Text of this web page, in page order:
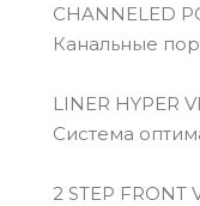
CHANNELED
Канальные
LINER HYPER
Система
2 STEP FRONT